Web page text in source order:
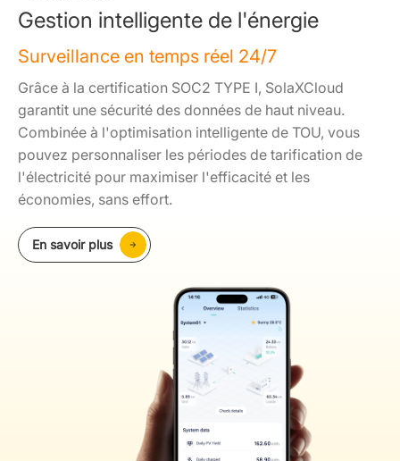
Gestion intelligente de l'énergie
Surveillance en temps réel 24/7
Grâce à la certification SOC2 TYPE I, SolaXCloud
garantit une sécurité des données de haut niveau.
Combinée à l'optimisation intelligente de TOU, vous
pouvez personnaliser les périodes de tarification de
l'électricité pour maximiser l'efficacité et les
économies, sans effort.
En savoir plus